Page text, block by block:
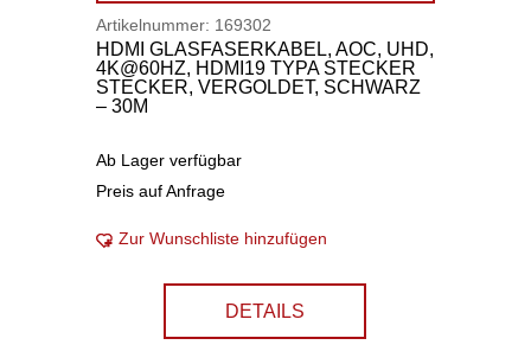
Artikelnummer: 169302
HDMI GLASFASERKABEL, AOC, UHD,
4K@60HZ, HDMI19 TYPA STECKER
STECKER, VERGOLDET, SCHWARZ
– 30M
Ab Lager verfügbar
Preis auf Anfrage
Zur Wunschliste hinzufügen
DETAILS